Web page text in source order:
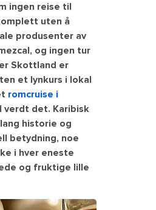
ingen reise til
uten å
produsenter av
og ingen tur
Skottland er
et lynkurs i lokal
romcruise i
verdt det. Karibisk
historie og
betydning, noe
i hver eneste
og fruktige lille